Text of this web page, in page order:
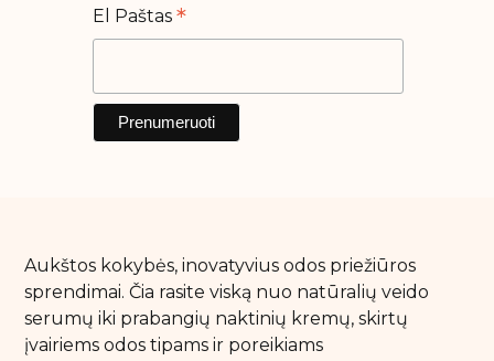
El Paštas *
Aukštos kokybės, inovatyvius odos priežiūros
sprendimai. Čia rasite viską nuo natūralių veido
serumų iki prabangių naktinių kremų, skirtų
įvairiems odos tipams ir poreikiams